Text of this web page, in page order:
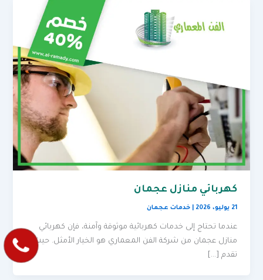
كهربائي منازل عجمان
21 يوليو، 2026 |خدمات عجمان
عندما تحتاج إلى خدمات كهربائية موثوقة وآمنة، فإن كهربائي
منازل عجمان من شركة الفن المعماري هو الخيار الأمثل. حيث
تقدم […]